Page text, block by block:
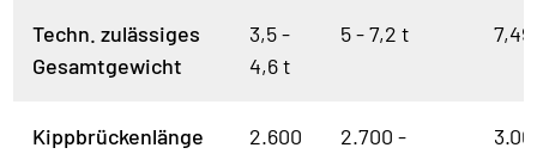
Techn. zulässiges
Gesamtgewicht
3,5 -
4,6 t
5 - 7,2 t
Kippbrückenlänge
2.600
2.700 -